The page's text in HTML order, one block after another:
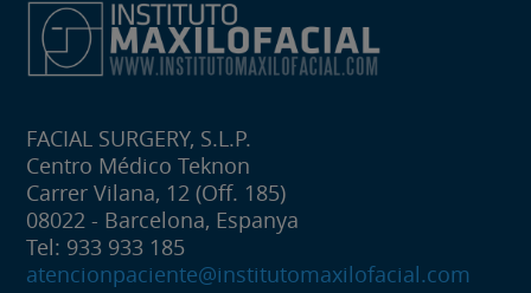
FACIAL SURGERY, S.L.P.
Centro Médico Teknon
Carrer Vilana, 12 (Off. 185)
08022 - Barcelona, Espanya
Tel: 933 933 185
atencionpaciente@institutomaxilofacial.com